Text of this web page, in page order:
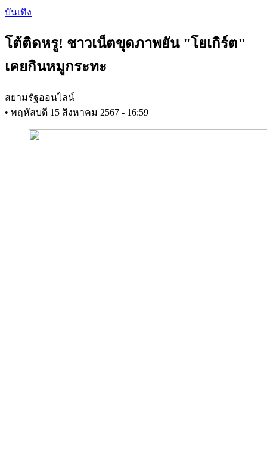
Skip
content
บันเทิง
โต้ติดหรู! ชาวเน็ตขุดภาพยัน "โยเกิร์ต"
เคยกินหมูกระทะ
สยามรัฐออนไลน์
• พฤหัสบดี 15 สิงหาคม 2567 - 16:59